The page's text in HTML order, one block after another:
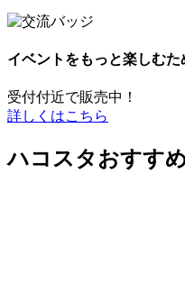
イベントをもっと楽しむ
受付付近で販売中！
詳しくはこちら
ハコスタおすす